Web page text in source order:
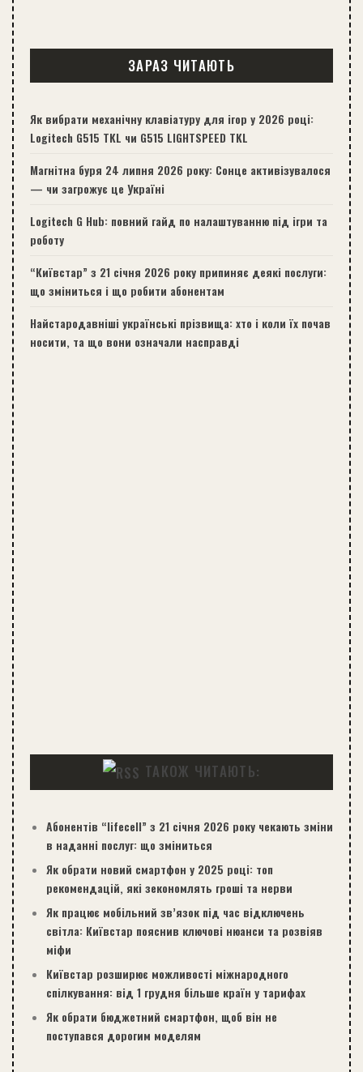
ЗАРАЗ ЧИТАЮТЬ
Як вибрати механічну клавіатуру для ігор у 2026 році:
Logitech G515 TKL чи G515 LIGHTSPEED TKL
Магнітна буря 24 липня 2026 року: Сонце активізувалося
— чи загрожує це Україні
Logitech G Hub: повний гайд по налаштуванню під ігри та
роботу
“Київстар” з 21 січня 2026 року припиняє деякі послуги:
що зміниться і що робити абонентам
Найстародавніші українські прізвища: хто і коли їх почав
носити, та що вони означали насправді
ТАКОЖ ЧИТАЮТЬ:
Абонентів “lifecell” з 21 січня 2026 року чекають зміни
в наданні послуг: що зміниться
Як обрати новий смартфон у 2025 році: топ
рекомендацій, які зекономлять гроші та нерви
Як працює мобільний зв’язок під час відключень
світла: Київстар пояснив ключові нюанси та розвіяв
міфи
Київстар розширює можливості міжнародного
спілкування: від 1 грудня більше країн у тарифах
Як обрати бюджетний смартфон, щоб він не
поступався дорогим моделям